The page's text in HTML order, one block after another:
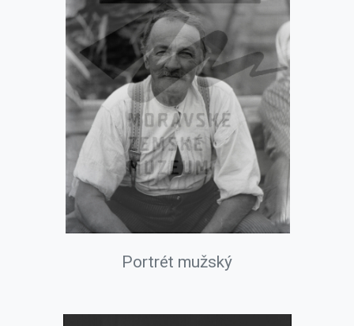
Portrét mužský